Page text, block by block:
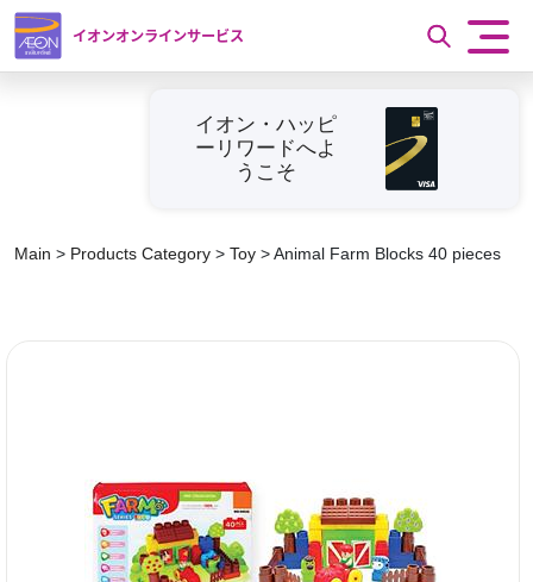
イオンオンラインサービス
イオン・ハッピ
ーリワードへよ
うこそ
Main > Products Category > Toy >Animal Farm Blocks 40 pieces